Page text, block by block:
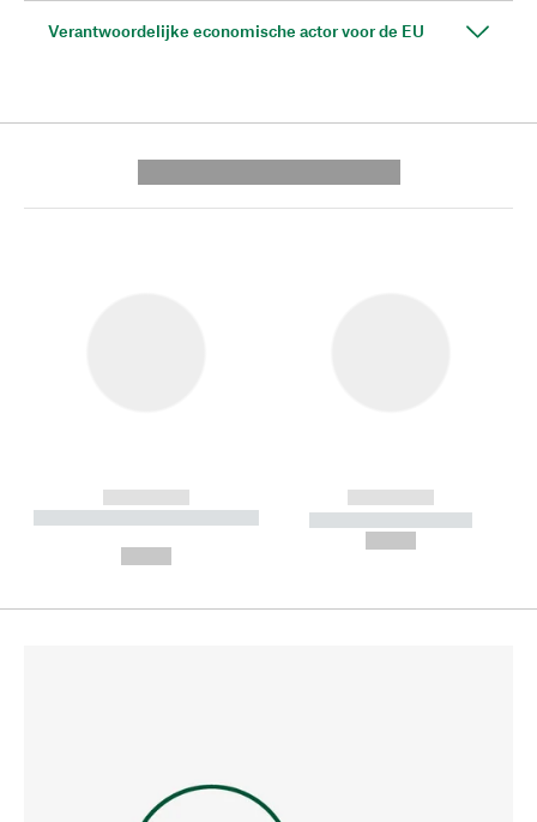
Verantwoordelijke economische actor voor de EU
------------
----------- ----------- --------
------------
----------- -----------